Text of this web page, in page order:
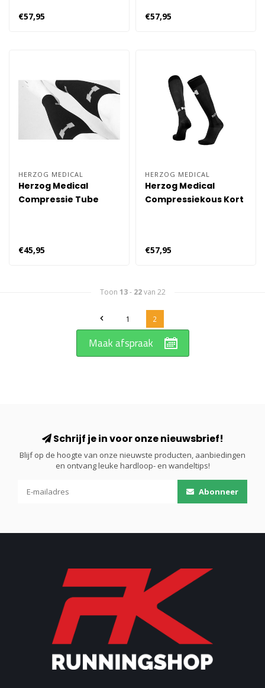
€57,95 €57,95
HERZOG MEDICAL
Herzog Medical
Compressie Tube
€45,95
HERZOG MEDICAL
Herzog Medical
Compressiekous Kort
€57,95
Toon 13- 22van 22
1 2
Maak afspraak
Schrijf je in voor onze nieuwsbrief!
Blijf op de hoogte van onze nieuwste producten, aanbiedingen
en ontvang leuke hardloop- en wandeltips!
Abonneer